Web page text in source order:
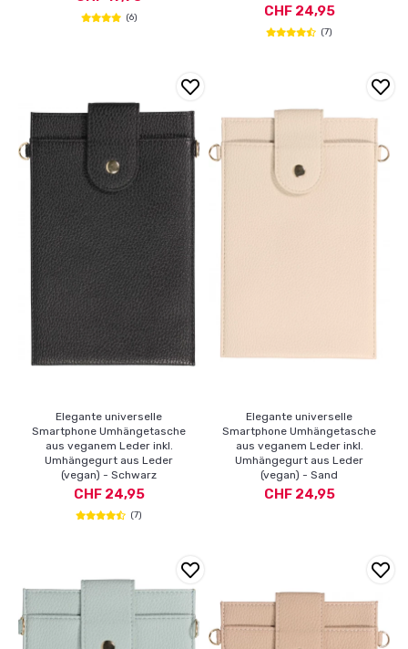
(6) CHF 24,95
(7)
Elegante universelle
Smartphone Umhängetasche
aus veganem Leder inkl.
Umhängegurt aus Leder
(vegan) - Schwarz
CHF 24,95
(7)
Elegante universelle
Smartphone Umhängetasche
aus veganem Leder inkl.
Umhängegurt aus Leder
(vegan) - Sand
CHF 24,95